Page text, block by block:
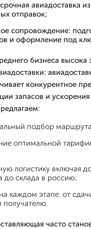
авиадоставка
отправок;
сопровождение:
и оформление под
бизнеса высока
конкурентное
запасов и
подбор
оптимальной
логистику включая
до склада в россию;
каждом этапе: от
получателю.
часто